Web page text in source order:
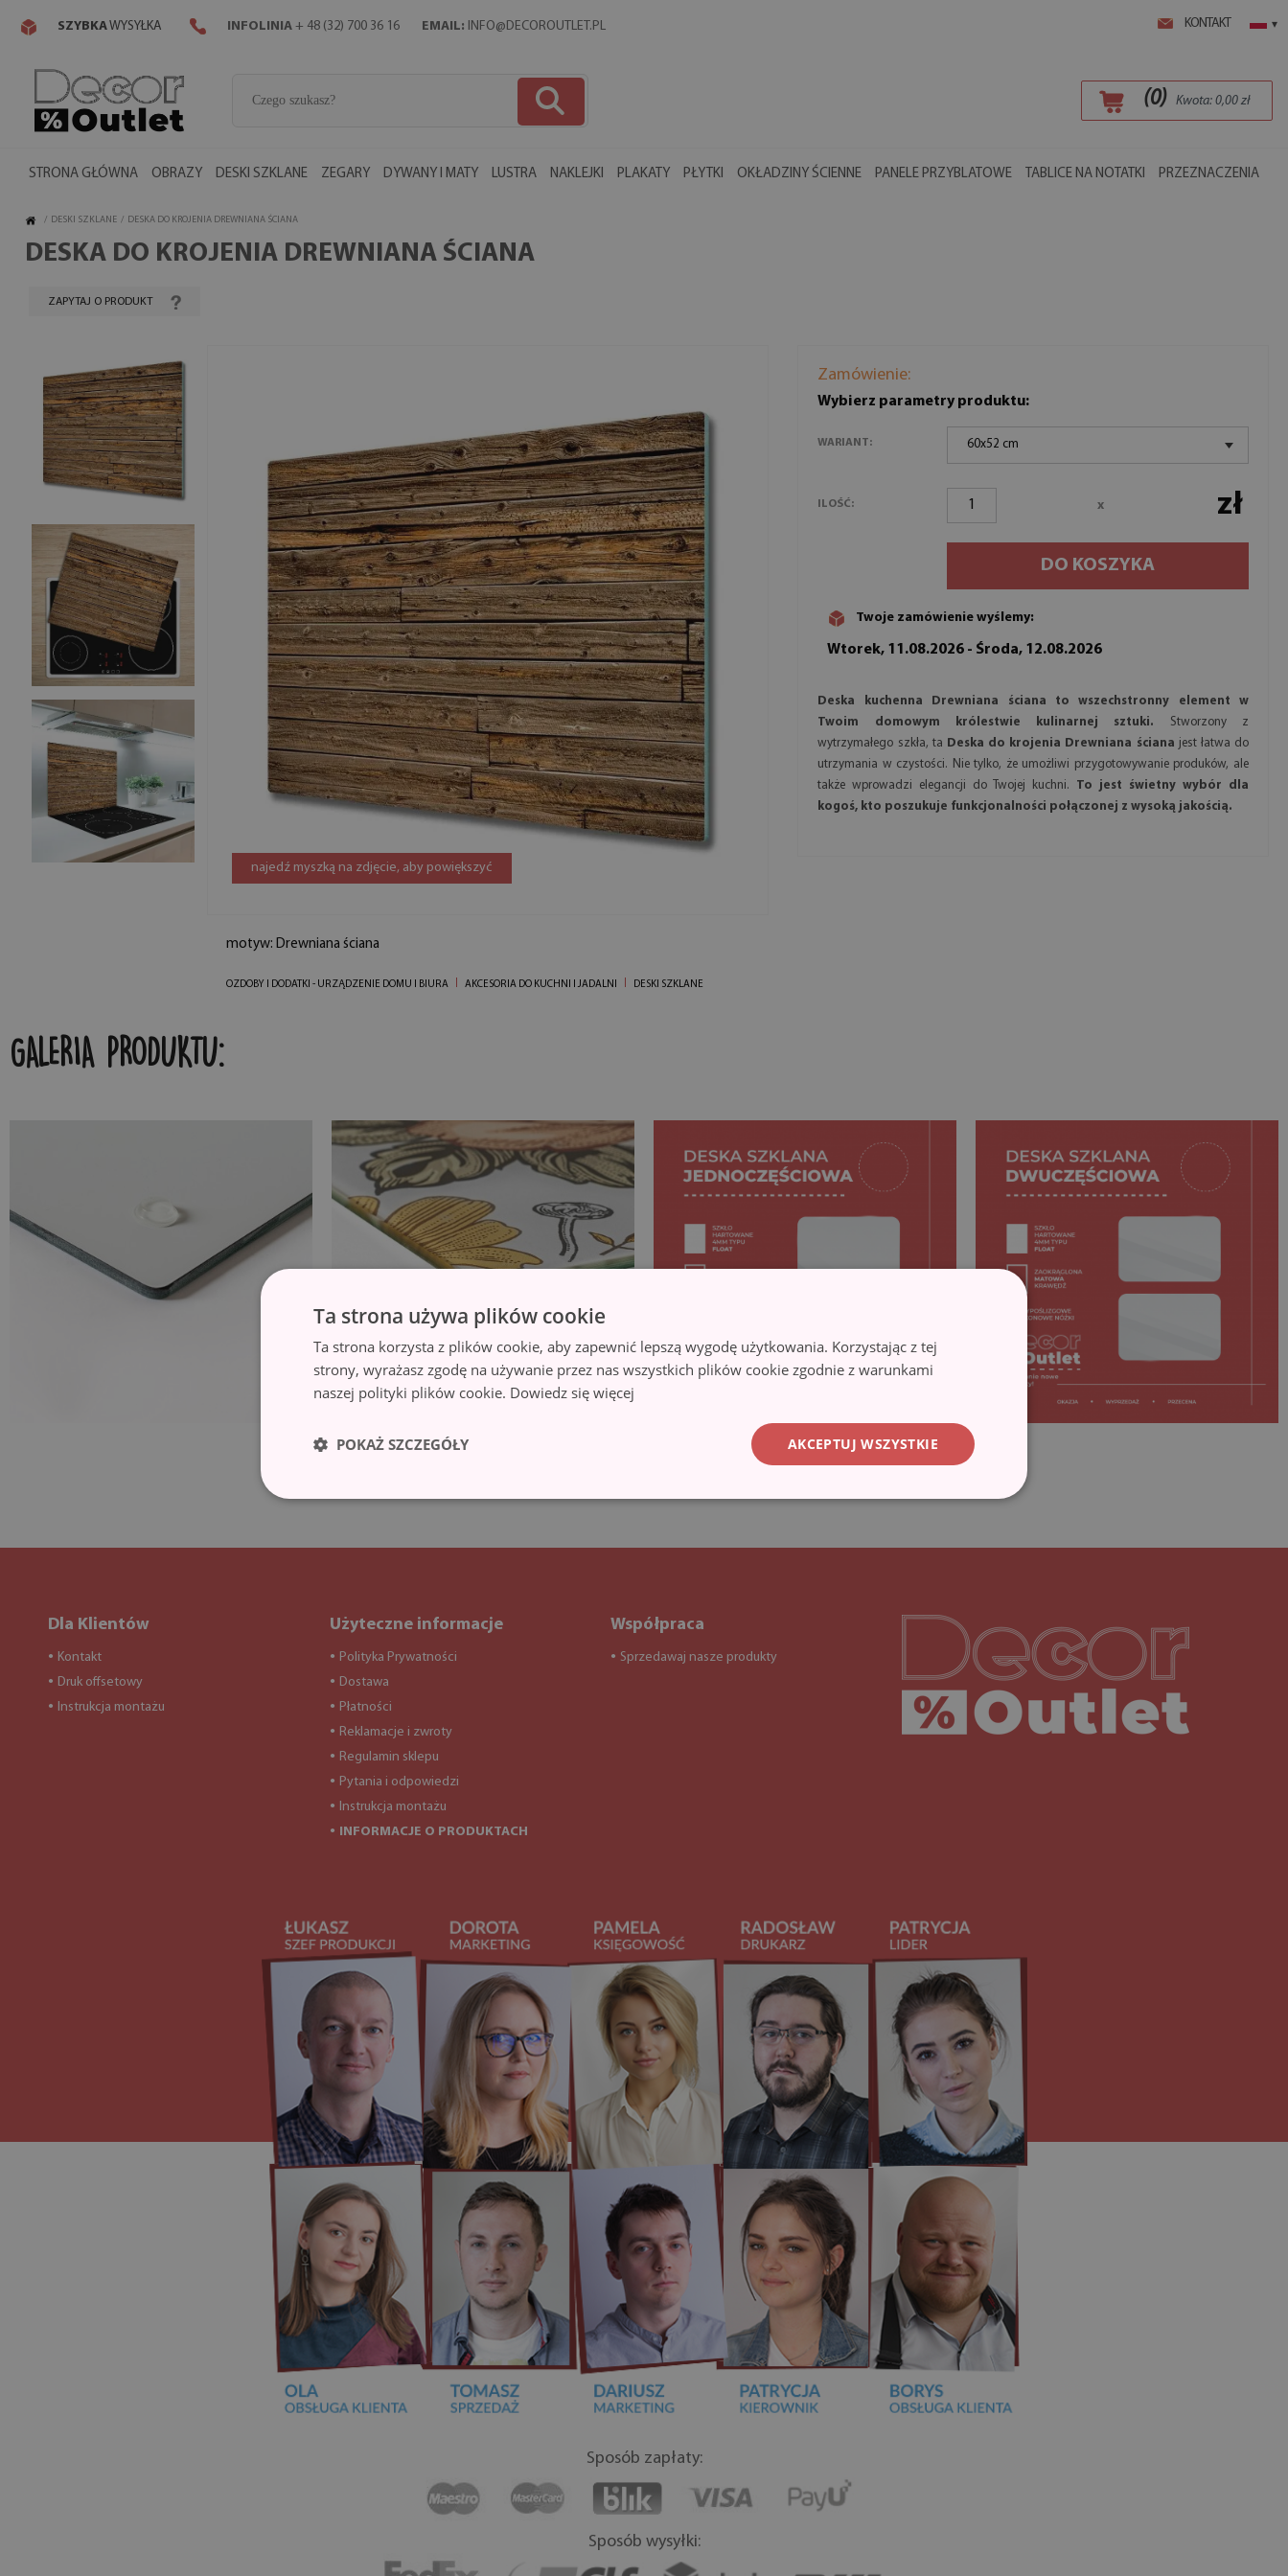
KONTAKT ▾
SZYBKAWYSYŁKA INFOLINIA + 48 (32) 700 36 16 EMAIL: INFO@DECOROUTLET.PL
(0) Kwota: 0,00zł
STRONA GŁÓWNA OBRAZY DESKI SZKLANE ZEGARY DYWANY I MATY LUSTRA NAKLEJKI PLAKATY PŁYTKI OKŁADZINY ŚCIENNE PANELE PRZYBLATOWE TABLICE NA NOTATKI PRZEZNACZENIA
/ DESKI SZKLANE / DESKA DO KROJENIA DREWNIANA ŚCIANA
DESKA DO KROJENIA DREWNIANA ŚCIANA
ZAPYTAJ O PRODUKT
najedź myszką na zdjęcie, aby powiększyć
motyw: Drewniana ściana
OZDOBY I DODATKI - URZĄDZENIE DOMU I BIURA AKCESORIA DO KUCHNI I JADALNI DESKI SZKLANE
Zamówienie:
Wybierz parametry produktu:
WARIANT: 60x52 cm
ILOŚĆ: x zł
DO KOSZYKA
Twoje zamówienie wyślemy:
Wtorek, 11.08.2026 - Środa, 12.08.2026
Deska kuchenna Drewniana ściana to wszechstronny element w
Twoim domowym królestwie kulinarnej sztuki.
Stworzony z
wytrzymałego szkła, ta
Deska do krojenia Drewniana ściana jest łatwa do
utrzymania w czystości. Nie tylko, że umożliwi przygotowywanie produków, ale
także wprowadzi elegancji do Twojej kuchni. To jest świetny wybór dla
kogoś, kto poszukuje funkcjonalności połączonej z wysoką jakością.
GALERIA PRODUKTU:
Dla Klientów
● Kontakt
● Druk offsetowy
● Instrukcja montażu
Użyteczne informacje
● Polityka Prywatności
● Dostawa
● Płatności
● Reklamacje i zwroty
● Regulamin sklepu
● Pytania i odpowiedzi
● Instrukcja montażu
● INFORMACJE O PRODUKTACH
Współpraca
● Sprzedawaj nasze produkty Decoroutlet-logo
Sposób zapłaty:
Sposób wysyłki:
Ta strona używa plików cookie
Ta strona korzysta z plików cookie, aby zapewnić lepszą wygodę użytkowania. Korzystając z tej
strony, wyrażasz zgodę na używanie przez nas wszystkich plików cookie zgodnie z warunkami
naszej polityki plików cookie. Dowiedz się więcej
AKCEPTUJ WSZYSTKIE
POKAŻ SZCZEGÓŁY